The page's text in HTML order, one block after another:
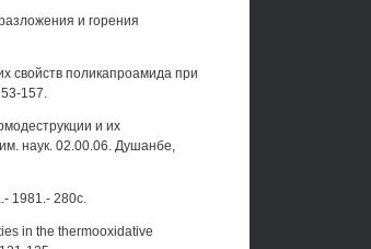
и горения
свойств поликапроамида при
157.
и их
наук. 02.00.06. Душанбе,
1981.- 280с.
in the thermooxidative